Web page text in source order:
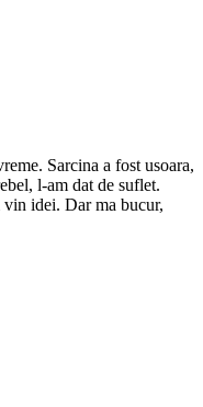
Sarcina a fost usoara,
l-am dat de suflet.
idei. Dar ma bucur,